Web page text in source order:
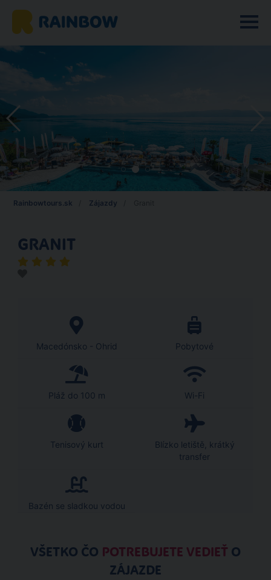
Rainbowtours.sk Zájazdy
GRANIT
Macedónsko - Ohrid Pobytové
Pláž do 100 m Wi-Fi
Tenisový kurt
Blízko letiště, krátký
transfer
Bazén se sladkou vodou
VŠETKO ČO POTREBUJETE VEDIEŤ O
ZÁJAZDE